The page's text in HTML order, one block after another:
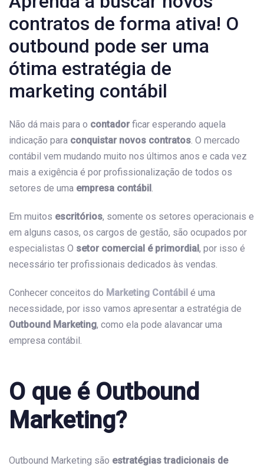
contratos de forma ativa! O
outbound pode ser uma
ótima estratégia de
marketing contábil
Não dá mais para o contador ficar esperando aquela
indicação para conquistar novos contratos. O mercado
contábil vem mudando muito nos últimos anos e cada vez
mais a exigência é por profissionalização de todos os
setores de uma empresa contábil.
Em muitos escritórios, somente os setores operacionais e
em alguns casos, os cargos de gestão, são ocupados por
especialistas O setor comercial é primordial, por isso é
necessário ter profissionais dedicados às vendas.
Conhecer conceitos do Marketing Contábil é uma
necessidade, por isso vamos apresentar a estratégia de
Outbound Marketing, como ela pode alavancar uma
empresa contábil.
O que é Outbound
Marketing?
Outbound Marketing são estratégias tradicionais de